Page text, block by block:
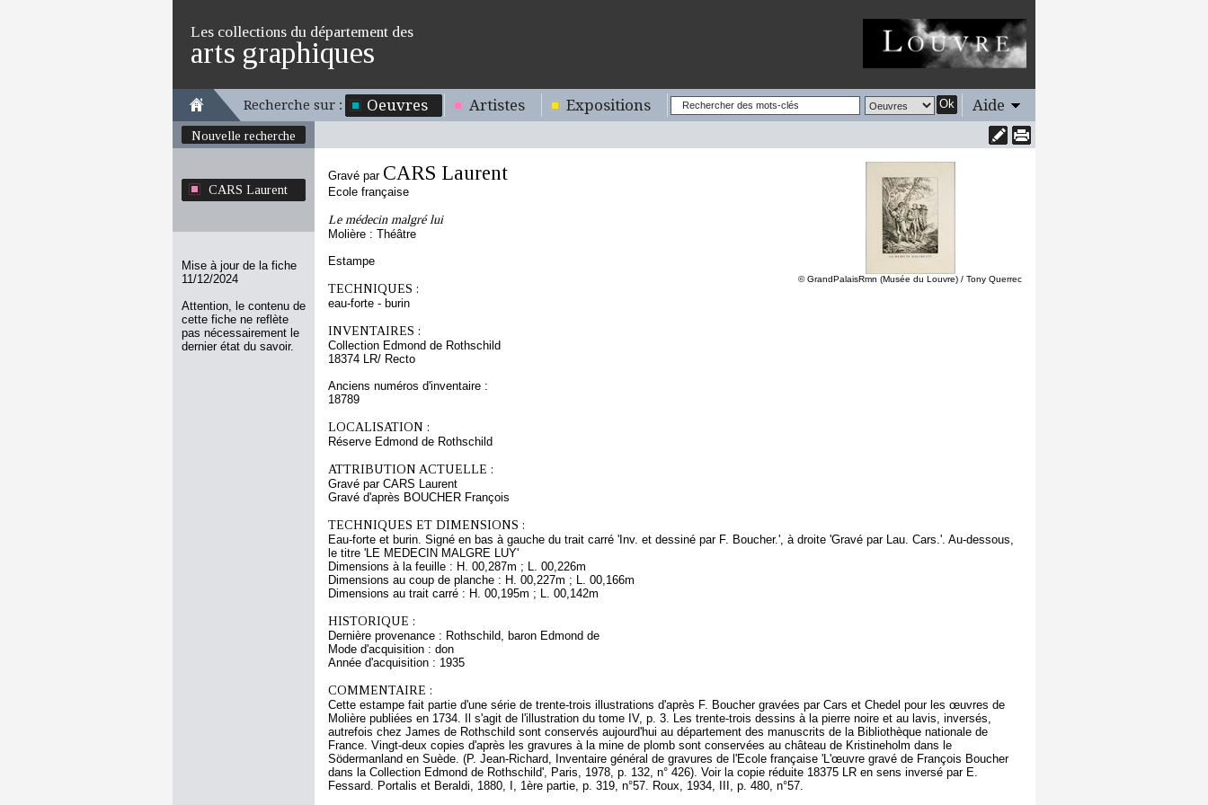
Les collections du département des
arts graphiques
Recherche sur : Oeuvres Artistes Expositions Ok Aide
Nouvelle recherche
CARS Laurent
Mise à jour de la fiche
11/12/2024
Attention, le contenu de
cette fiche ne reflète
pas nécessairement le
dernier état du savoir.
© GrandPalaisRmn (Musée du Louvre) / Tony Querrec
Gravé par CARS Laurent
Ecole française
Le médecin malgré lui
Molière : Théâtre
Estampe
TECHNIQUES :
eau-forte - burin
INVENTAIRES :
Collection Edmond de Rothschild
18374 LR/ Recto
Anciens numéros d'inventaire :
18789
LOCALISATION :
Réserve Edmond de Rothschild
ATTRIBUTION ACTUELLE :
Gravé par CARS Laurent
Gravé d'après BOUCHER François
TECHNIQUES ET DIMENSIONS :
Eau-forte et burin. Signé en bas à gauche du trait carré 'Inv. et dessiné par F. Boucher.', à droite 'Gravé par Lau. Cars.'. Au-dessous,
le titre 'LE MEDECIN MALGRE LUY'
Dimensions à la feuille : H. 00,287m ; L. 00,226m
Dimensions au coup de planche : H. 00,227m ; L. 00,166m
Dimensions au trait carré : H. 00,195m ; L. 00,142m
HISTORIQUE :
Dernière provenance : Rothschild, baron Edmond de
Mode d'acquisition : don
Année d'acquisition : 1935
COMMENTAIRE :
Cette estampe fait partie d'une série de trente-trois illustrations d'après F. Boucher gravées par Cars et Chedel pour les œuvres de
Molière publiées en 1734. Il s'agit de l'illustration du tome IV, p. 3. Les trente-trois dessins à la pierre noire et au lavis, inversés,
autrefois chez James de Rothschild sont conservés aujourd'hui au département des manuscrits de la Bibliothèque nationale de
France. Vingt-deux copies d'après les gravures à la mine de plomb sont conservées au château de Kristineholm dans le
Södermanland en Suède. (P. Jean-Richard, Inventaire général de gravures de l'Ecole française 'L'œuvre gravé de François Boucher
dans la Collection Edmond de Rothschild', Paris, 1978, p. 132, n° 426). Voir la copie réduite 18375 LR en sens inversé par E.
Fessard. Portalis et Beraldi, 1880, I, 1ère partie, p. 319, n°57. Roux, 1934, III, p. 480, n°57.